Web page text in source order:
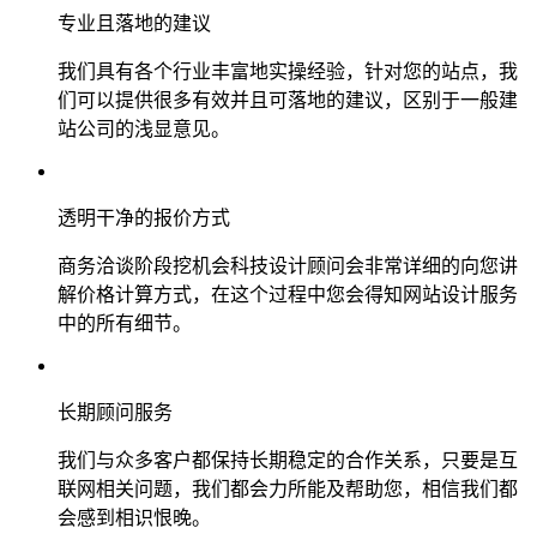
专业且落地的建议
我们具有各个行业丰富地实操经验，针对您的站点，我
们可以提供很多有效并且可落地的建议，区别于一般建
站公司的浅显意见。
透明干净的报价方式
商务洽谈阶段挖机会科技设计顾问会非常详细的向您讲
解价格计算方式，在这个过程中您会得知网站设计服务
中的所有细节。
长期顾问服务
我们与众多客户都保持长期稳定的合作关系，只要是互
联网相关问题，我们都会力所能及帮助您，相信我们都
会感到相识恨晚。